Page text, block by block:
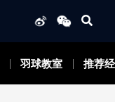
羽球教室 推荐